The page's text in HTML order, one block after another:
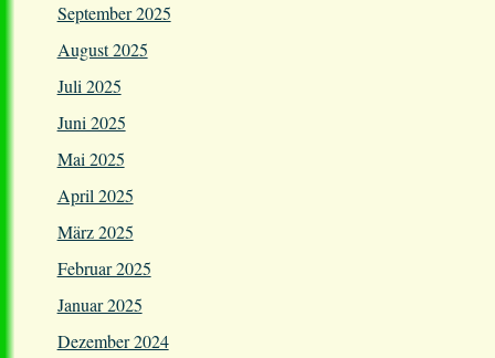
September 2025
August 2025
Juli 2025
Juni 2025
Mai 2025
April 2025
März 2025
Februar 2025
Januar 2025
Dezember 2024